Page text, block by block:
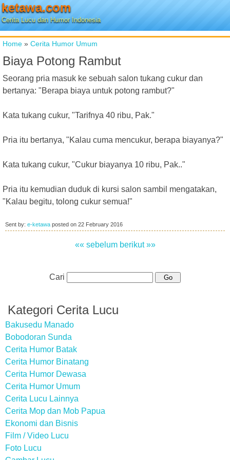
ketawa.com
Cerita Lucu dan Humor Indonesia
Home » Cerita Humor Umum
Biaya Potong Rambut
Seorang pria masuk ke sebuah salon tukang cukur dan
bertanya: "Berapa biaya untuk potong rambut?"
Kata tukang cukur, "Tarifnya 40 ribu, Pak."
Pria itu bertanya, "Kalau cuma mencukur, berapa biayanya?"
Kata tukang cukur, "Cukur biayanya 10 ribu, Pak.."
Pria itu kemudian duduk di kursi salon sambil mengatakan,
"Kalau begitu, tolong cukur semua!"
Sent by: e-ketawa posted on 22 February 2016
«« sebelum berikut »»
Cari
Kategori Cerita Lucu
Bakusedu Manado
Bobodoran Sunda
Cerita Humor Batak
Cerita Humor Binatang
Cerita Humor Dewasa
Cerita Humor Umum
Cerita Lucu Lainnya
Cerita Mop dan Mob Papua
Ekonomi dan Bisnis
Film / Video Lucu
Foto Lucu